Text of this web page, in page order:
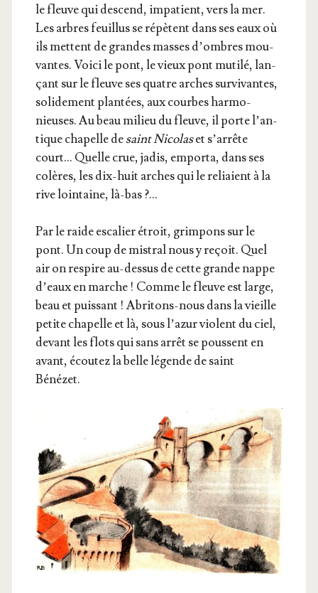
le fleuve qui des­cend, impa­tient, vers la mer.
Les arbres feuillus se répètent dans ses eaux où
ils mettent de grandes masses d’ombres mou­
vantes. Voi­ci le pont, le vieux pont muti­lé, lan­
çant sur le fleuve ses quatre arches sur­vi­vantes,
soli­de­ment plan­tées, aux courbes har­mo­
nieuses. Au beau milieu du fleuve, il porte l’an­
tique cha­pelle desaint Nico­laset s’ar­rête
court… Quelle crue, jadis, empor­ta, dans ses
colères, les dix-huit arches qui le reliaient à la
rive loin­taine, là-bas ?…
Par le raide esca­lier étroit, grim­pons sur le
pont. Un coup de mis­tral nous y reçoit. Quel
air on res­pire au-des­sus de cette grande nappe
d’eaux en marche ! Comme le fleuve est large,
beau et puis­sant ! Abri­tons-nous dans la vieille
petite cha­pelle et là, sous l’a­zur violent du ciel,
devant les flots qui sans arrêt se poussent en
avant, écou­tez la belle légende de saint
Bénézet.